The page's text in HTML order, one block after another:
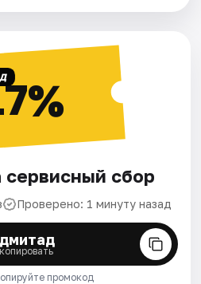
сервисный сбор
Проверено: 1 минуту назад
промокод